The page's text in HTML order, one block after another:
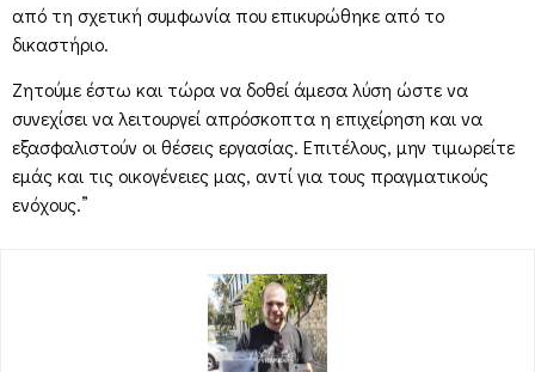
από τη σχετική συμφωνία που επικυρώθηκε από το
δικαστήριο.
Ζητούμε έστω και τώρα να δοθεί άμεσα λύση ώστε να
συνεχίσει να λειτουργεί απρόσκοπτα η επιχείρηση και να
εξασφαλιστούν οι θέσεις εργασίας. Επιτέλους, μην τιμωρείτε
εμάς και τις οικογένειες μας, αντί για τους πραγματικούς
ενόχους.”